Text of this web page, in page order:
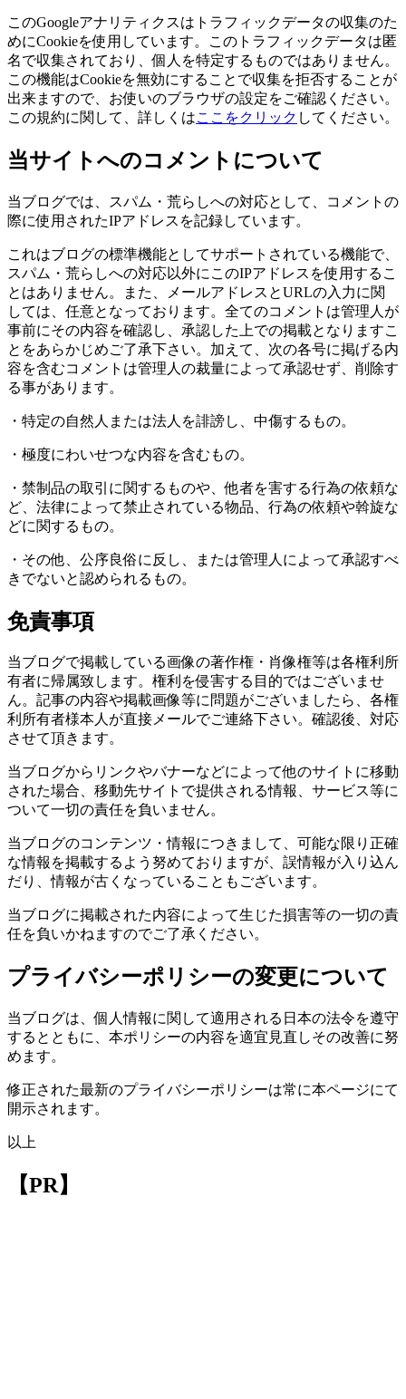
このGoogleアナリティクスはトラフィックデータの収集のた
めにCookieを使用しています。このトラフィックデータは匿
名で収集されており、個人を特定するものではありません。
この機能はCookieを無効にすることで収集を拒否することが
出来ますので、お使いのブラウザの設定をご確認ください。
この規約に関して、詳しくはここをクリック してください。
当サイトへのコメントについて
当ブログでは、スパム・荒らしへの対応として、コメントの
際に使用されたIPアドレスを記録しています。
これはブログの標準機能としてサポートされている機能で、
スパム・荒らしへの対応以外にこのIPアドレスを使用するこ
とはありません。また、メールアドレスとURLの入力に関
しては、任意となっております。全てのコメントは管理人が
事前にその内容を確認し、承認した上での掲載となりますこ
とをあらかじめご了承下さい。加えて、次の各号に掲げる内
容を含むコメントは管理人の裁量によって承認せず、削除す
る事があります。
・特定の自然人または法人を誹謗し、中傷するもの。
・極度にわいせつな内容を含むもの。
・禁制品の取引に関するものや、他者を害する行為の依頼な
ど、法律によって禁止されている物品、行為の依頼や斡旋な
どに関するもの。
・その他、公序良俗に反し、または管理人によって承認すべ
きでないと認められるもの。
免責事項
当ブログで掲載している画像の著作権・肖像権等は各権利所
有者に帰属致します。権利を侵害する目的ではございませ
ん。記事の内容や掲載画像等に問題がございましたら、各権
利所有者様本人が直接メールでご連絡下さい。確認後、対応
させて頂きます。
当ブログからリンクやバナーなどによって他のサイトに移動
された場合、移動先サイトで提供される情報、サービス等に
ついて一切の責任を負いません。
当ブログのコンテンツ・情報につきまして、可能な限り正確
な情報を掲載するよう努めておりますが、誤情報が入り込ん
だり、情報が古くなっていることもございます。
当ブログに掲載された内容によって生じた損害等の一切の責
任を負いかねますのでご了承ください。
プライバシーポリシーの変更について
当ブログは、個人情報に関して適用される日本の法令を遵守
するとともに、本ポリシーの内容を適宜見直しその改善に努
めます。
修正された最新のプライバシーポリシーは常に本ページにて
開示されます。
以上
【PR】